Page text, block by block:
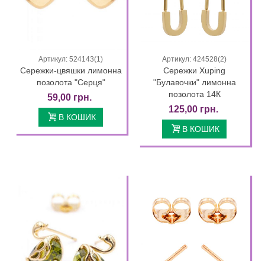
Артикул: 524143(1)
Сережки-цвяшки лимонна
позолота "Серця"
59,00 грн.
В КОШИК
Артикул: 424528(2)
Сережки Xuping
"Булавочки" лимонна
позолота 14К
125,00 грн.
В КОШИК